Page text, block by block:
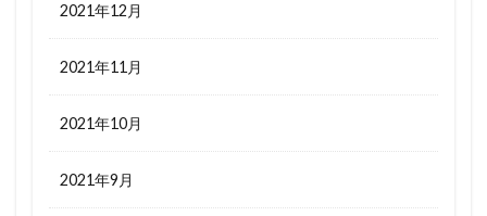
2021年12月
2021年11月
2021年10月
2021年9月